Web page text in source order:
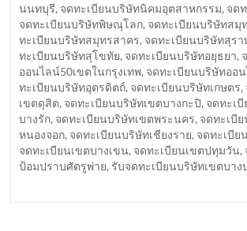
นนทบุรี, จดทะเบียนบริษัทนิคมอุตสาหกรรม, จด
จดทะเบียนบริษัทพิษณุโลก, จดทะเบียนบริษัทสมุ
ทะเบียนบริษัทสมุทรสาคร, จดทะเบียนบริษัทสุร
ทะเบียนบริษัทสุโขทัย, จดทะเบียนบริษัทอยุธยา,
ออนไลน์50เขตในกรุงเทพ, จดทะเบียนบริษัทออ
ทะเบียนบริษัทอุตรดิตถ์, จดทะเบียนบริษัทเกษตร,
เขตดุสิต, จดทะเบียนบริษัทเขตบางกะปิ, จดทะเ
บางรัก, จดทะเบียนบริษัทเขตพระนคร, จดทะเบี
หนองจอก, จดทะเบียนบริษัทเชียงราย, จดทะเบีย
จดทะเบียนเขตบางเขน, จดทะเบียนเขตปทุมวัน,
ป้อมปราบศัตรูพ่าย, รับจดทะเบียนบริษัทเขตบาง